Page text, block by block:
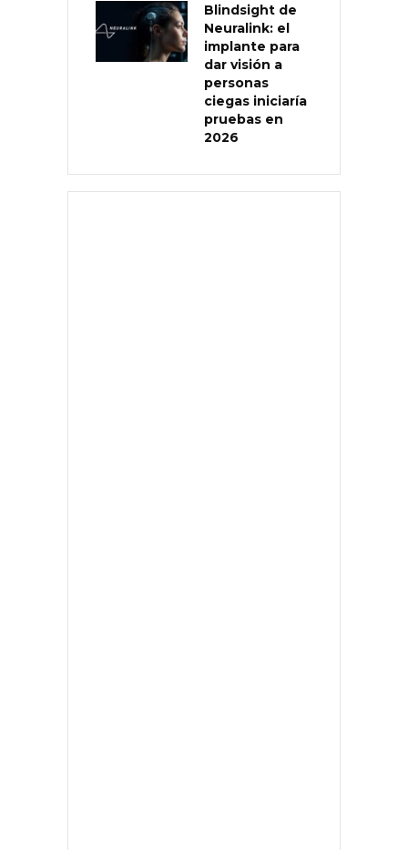
Blindsight de
Neuralink: el
implante para
dar visión a
personas
ciegas iniciaría
pruebas en
2026